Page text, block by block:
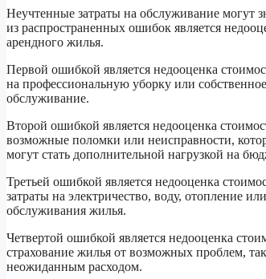
Неучтенные затраты на обслуживание могут
из распространенных ошибок является
арендного жилья.
Первой ошибкой является недооценка
на профессиональную уборку или
обслуживание.
Второй ошибкой является недооценка
возможные поломки или неисправности,
могут стать дополнительной нагрузкой на
Третьей ошибкой является недооценка
затраты на электричество, воду, отопление
обслуживания жилья.
Четвертой ошибкой является недооценка
страхование жилья от возможных проблем,
неожиданным расходом.